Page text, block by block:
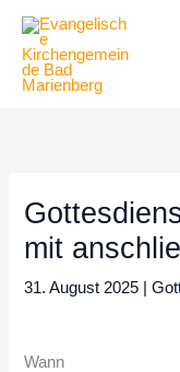
Inhalt
springen
mit
31. August 2025 |
Wann